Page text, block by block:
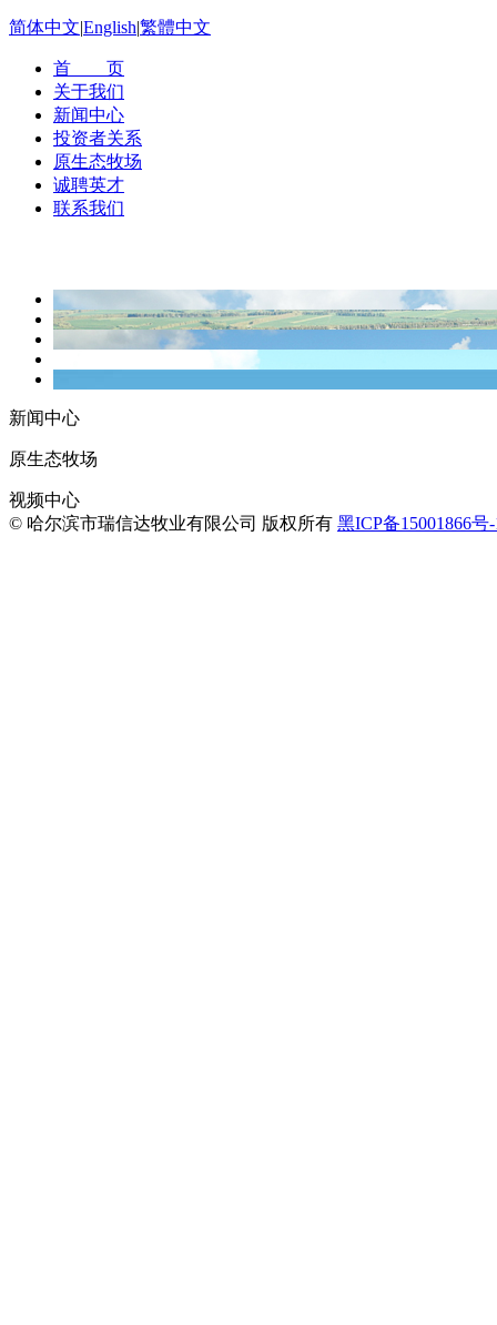
简体中文|English|繁體中文
首 页
关于我们
新闻中心
投资者关系
原生态牧场
诚聘英才
联系我们
新闻中心
原生态牧场
视频中心
© 哈尔滨市瑞信达牧业有限公司 版权所有 黑ICP备15001866号